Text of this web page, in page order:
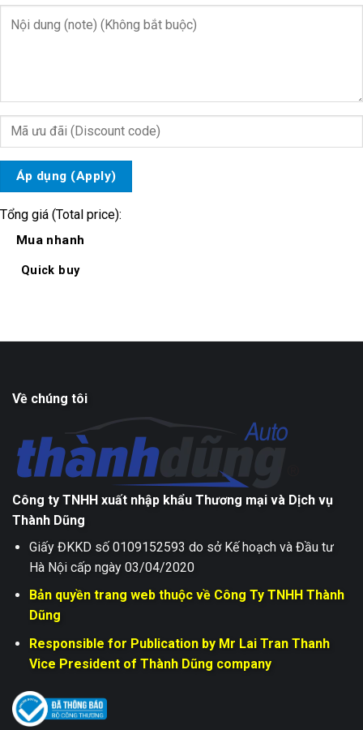
Áp dụng (Apply)
Tổng giá (Total price):
Mua nhanh
Quick buy
Về chúng tôi
Công ty TNHH xuất nhập khẩu Thương mại và Dịch vụ
Thành Dũng
Giấy ĐKKD số 0109152593 do sở Kế hoạch và Đầu tư
Hà Nội cấp ngày 03/04/2020
Bản quyền trang web thuộc về Công Ty TNHH Thành
Dũng
Responsible for Publication by Mr Lai Tran Thanh
Vice President of Thành Dũng company